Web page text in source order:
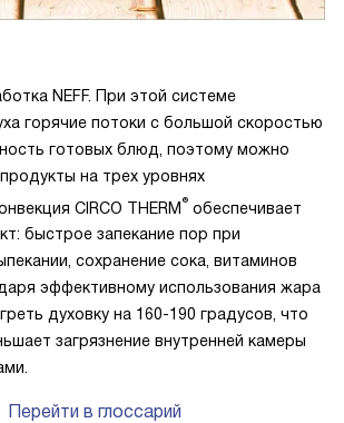
NEFF. При этой системе
горячие потоки с большой скоростью
готовых блюд, поэтому можно
на трех уровнях
CIRCO THERM® обеспечивает
быстрое запекание пор при
сохранение сока, витаминов
эффективному использования жара
духовку на 160-190 градусов, что
загрязнение внутренней камеры
Перейти в глоссарий